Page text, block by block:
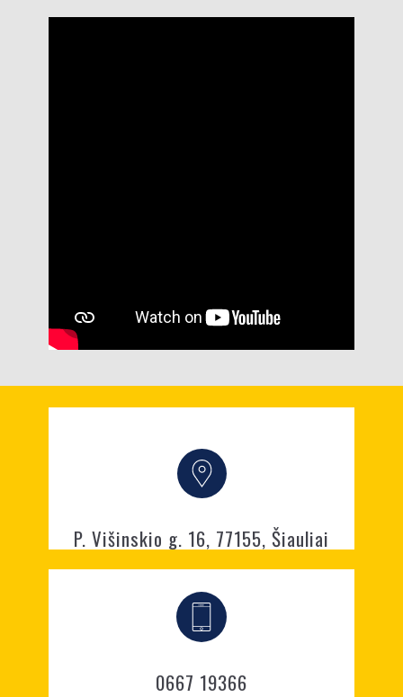
P. Višinskio g. 16, 77155, Šiauliai
0667 19366